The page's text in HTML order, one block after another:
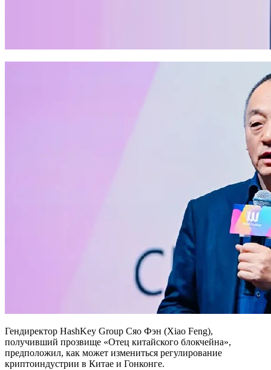
Гендиректор HashKey Group Сяо Фэн (Xiao Feng),
получивший прозвище «Отец китайского блокчейна»,
предположил, как может измениться регулирование
криптоиндустрии в Китае и Гонконге.